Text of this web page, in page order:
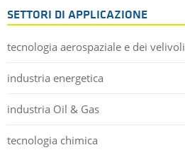
SETTORI DI APPLICAZIONE
tecnologia aerospaziale e dei velivoli
industria energetica
industria Oil & Gas
tecnologia chimica